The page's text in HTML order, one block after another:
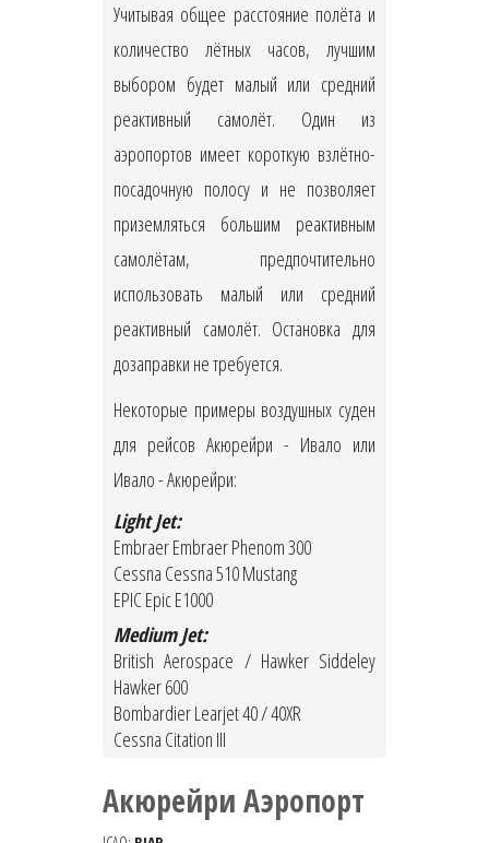
Учитывая общее расстояние полёта и
количество лётных часов, лучшим
выбором будет малый или средний
реактивный самолёт. Один из
аэропортов имеет короткую взлётно-
посадочную полосу и не позволяет
приземляться большим реактивным
самолётам, предпочтительно
использовать малый или средний
реактивный самолёт. Остановка для
дозаправки не требуется.
Некоторые примеры воздушных суден
для рейсов Акюрейри - Ивало или
Ивало - Акюрейри:
Light Jet:
Embraer Embraer Phenom 300
Cessna Cessna 510 Mustang
EPIC Epic E1000
Medium Jet:
British Aerospace / Hawker Siddeley
Hawker 600
Bombardier Learjet 40 / 40XR
Cessna Citation III
Акюрейри Аэропорт